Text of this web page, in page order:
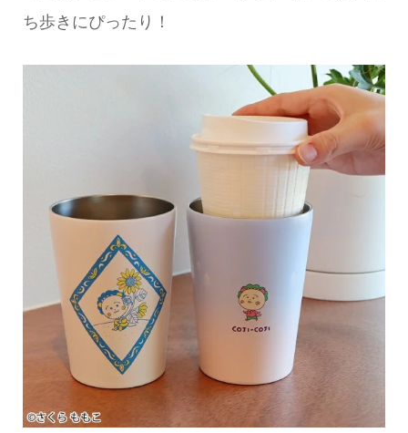
ち歩きにぴったり！